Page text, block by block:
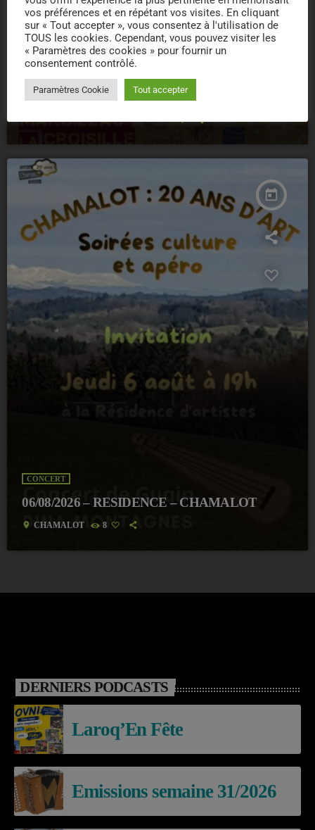
06/08/2026 – CONCERTS – MARCILLAC
today
CONCERT
06/08/2026 – RESIDENCE – CHAMALOT
location_on CHAMALOT 8
DERNIERS PODCASTS
Laroq’En Fête
Emissions semaine 31/2026
vos préférences et en répétant vos visites. En cliquant
sur « Tout accepter », vous consentez à l'utilisation de
TOUS les cookies. Cependant, vous pouvez visiter les
« Paramètres des cookies » pour fournir un
consentement contrôlé.
Paramètres Cookie Tout accepter